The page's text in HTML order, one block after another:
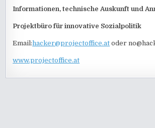
Informationen, technische Auskunft und
Projektbüro für innovative Sozialpolitik
Email:hacker@projectoffice.at oder
www.projectoffice.at